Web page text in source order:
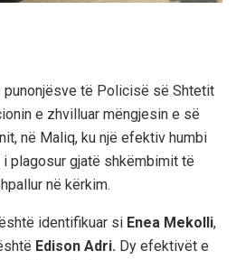
të Policisë së Shtetit
e zhvilluar mëngjesin e së
në Maliq, ku një efektiv humbi
plagosur gjatë shkëmbimit të
në kërkim.
identifikuar si Enea Mekolli,
Edison Adri. Dy efektivët e